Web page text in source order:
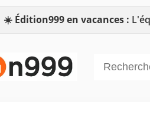
☀️ Édition999 en vacances :